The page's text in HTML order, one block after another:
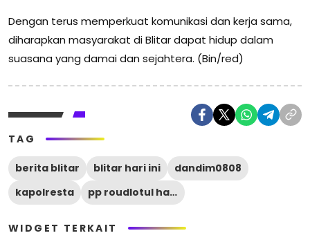
Dengan terus memperkuat komunikasi dan kerja sama,
diharapkan masyarakat di Blitar dapat hidup dalam
suasana yang damai dan sejahtera. (Bin/red)
TAG
berita blitar blitar hari ini
dandim0808
kapolresta
pp roudlotul hanan
WIDGET TERKAIT